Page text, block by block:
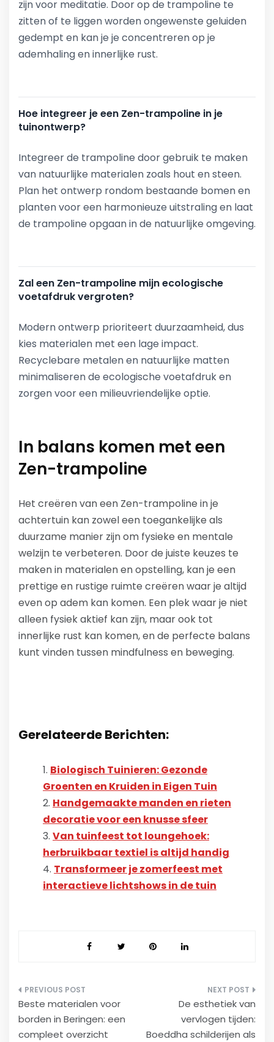
zijn voor meditatie. Door op de trampoline te
zitten of te liggen worden ongewenste geluiden
gedempt en kan je je concentreren op je
ademhaling en innerlijke rust.
Hoe integreer je een Zen-trampoline in je
tuinontwerp?
Integreer de trampoline door gebruik te maken
van natuurlijke materialen zoals hout en steen.
Plan het ontwerp rondom bestaande bomen en
planten voor een harmonieuze uitstraling en laat
de trampoline opgaan in de natuurlijke omgeving.
Zal een Zen-trampoline mijn ecologische
voetafdruk vergroten?
Modern ontwerp prioriteert duurzaamheid, dus
kies materialen met een lage impact.
Recyclebare metalen en natuurlijke matten
minimaliseren de ecologische voetafdruk en
zorgen voor een milieuvriendelijke optie.
In balans komen met een
Zen-trampoline
Het creëren van een Zen-trampoline in je
achtertuin kan zowel een toegankelijke als
duurzame manier zijn om fysieke en mentale
welzijn te verbeteren. Door de juiste keuzes te
maken in materialen en opstelling, kan je een
prettige en rustige ruimte creëren waar je altijd
even op adem kan komen. Een plek waar je niet
alleen fysiek aktief kan zijn, maar ook tot
innerlijke rust kan komen, en de perfecte balans
kunt vinden tussen mindfulness en beweging.
Gerelateerde Berichten:
Biologisch Tuinieren: Gezonde
Groenten en Kruiden in Eigen Tuin
Handgemaakte manden en rieten
decoratie voor een knusse sfeer
Van tuinfeest tot loungehoek:
herbruikbaar textiel is altijd handig
Transformeer je zomerfeest met
interactieve lichtshows in de tuin
Bericht
navigatie
Beste materialen voor
borden in Beringen: een
compleet overzicht
De esthetiek van
vervlogen tijden:
Boeddha schilderijen als